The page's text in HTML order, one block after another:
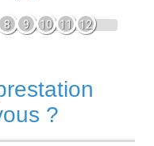
8 9 10 11 12
?